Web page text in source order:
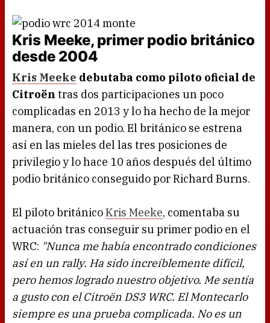
Kris Meeke, primer podio británico
desde 2004
Kris Meeke debutaba como piloto oficial de
Citroën tras dos participaciones un poco
complicadas en 2013 y lo ha hecho de la mejor
manera, con un podio. El británico se estrena
así en las mieles del las tres posiciones de
privilegio y lo hace 10 años después del último
podio británico conseguido por Richard Burns.
El piloto británicoKris Meeke, comentaba su
actuación tras conseguir su primer podio en el
WRC: "Nunca me había encontrado condiciones
así en un rally. Ha sido increíblemente difícil,
pero hemos logrado nuestro objetivo. Me sentía
a gusto con el Citroën DS3 WRC. El Montecarlo
siempre es una prueba complicada. No es un